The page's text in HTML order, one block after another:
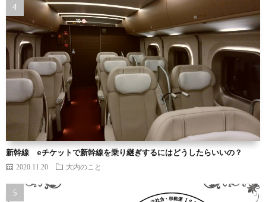
新幹線 eチケットで新幹線を乗り継ぎするにはどうしたらいいの？
2020.11.20 大内のこと